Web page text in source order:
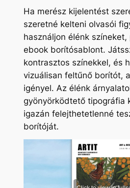
Ha merész kijelentést
szeretné kelteni olvasói
használjon élénk
ebook borítósablont.
kontrasztos színekkel, és
vizuálisan feltűnő borítót,
igényel. Az élénk
gyönyörködtető tipográfia
igazán felejthetetlenné
borítóját.